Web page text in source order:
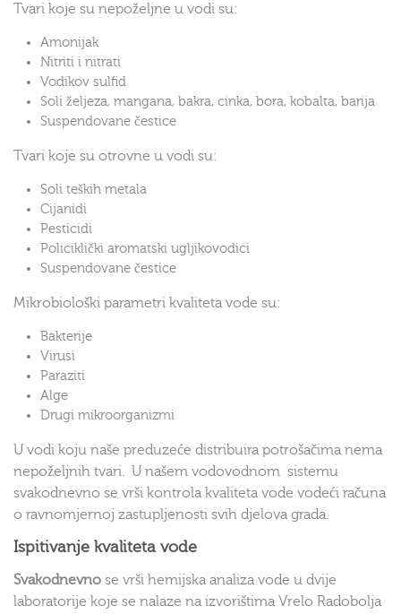
Tvari koje su nepoželjne u vodi su:
Amonijak
Nitriti i nitrati
Vodikov sulfid
Soli željeza, mangana, bakra, cinka, bora, kobalta, barija
Suspendovane čestice
Tvari koje su otrovne u vodi su:
Soli teških metala
Cijanidi
Pesticidi
Policiklički aromatski ugljikovodici
Suspendovane čestice
Mikrobiološki parametri kvaliteta vode su:
Bakterije
Virusi
Paraziti
Alge
Drugi mikroorganizmi
U vodi koju naše preduzeće distribuira potrošačima nema
nepoželjnih tvari. U našem vodovodnom sistemu
svakodnevno se vrši kontrola kvaliteta vode vodeći računa
o ravnomjernoj zastupljenosti svih djelova grada.
Ispitivanje kvaliteta vode
Svakodnevno se vrši hemijska analiza vode u dvije
laboratorije koje se nalaze na izvorištima Vrelo Radobolja